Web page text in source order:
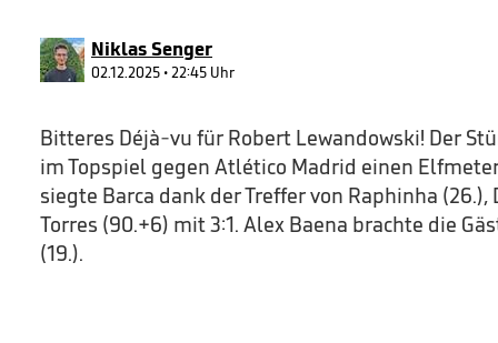
Niklas Senger
02.12.2025 • 22:45 Uhr
Bitteres Déjà-vu für Robert Lewandowski! Der
im Topspiel gegen Atlético Madrid einen
siegte Barca dank der Treffer von Raphinha (26.),
Torres (90.+6) mit 3:1. Alex Baena brachte die
(19.).